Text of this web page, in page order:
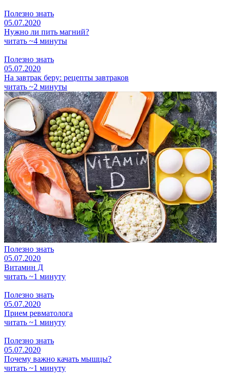
Полезно знать
05.07.2020
Нужно ли пить магний?
читать ~4 минуты
Полезно знать
05.07.2020
На завтрак беру: рецепты завтраков
читать ~2 минуты
Полезно знать
05.07.2020
Витамин Д
читать ~1 минуту
Полезно знать
05.07.2020
Прием ревматолога
читать ~1 минуту
Полезно знать
05.07.2020
Почему важно качать мышцы?
читать ~1 минуту